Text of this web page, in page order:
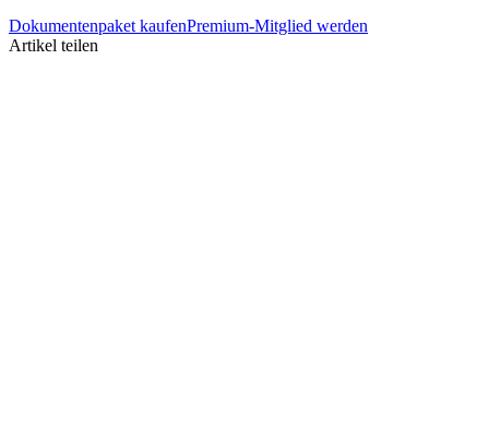
Dokumentenpaket kaufenPremium-Mitglied werden
Artikel teilen